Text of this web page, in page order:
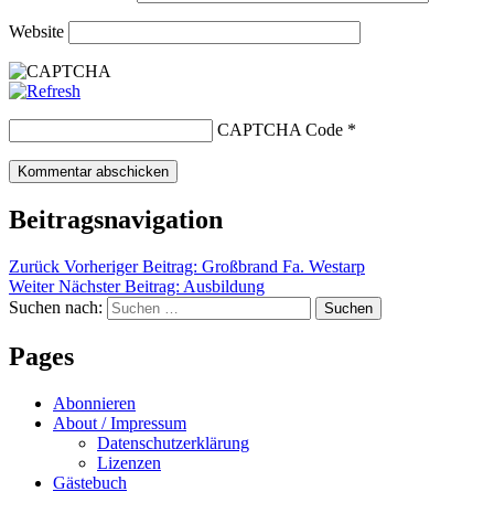
Website
CAPTCHA Code *
Beitragsnavigation
Zurück Vorheriger Beitrag: Großbrand Fa. Westarp
Weiter Nächster Beitrag: Ausbildung
Suchen nach:
Suchen
Pages
Abonnieren
About / Impressum
Datenschutzerklärung
Lizenzen
Gästebuch